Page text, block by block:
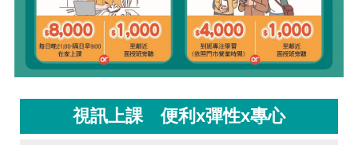
視訊上課 便利x彈性x專心